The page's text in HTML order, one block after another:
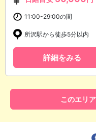
11:00-29:00の間
所沢駅から徒歩5分以内
詳細をみる
このエリ